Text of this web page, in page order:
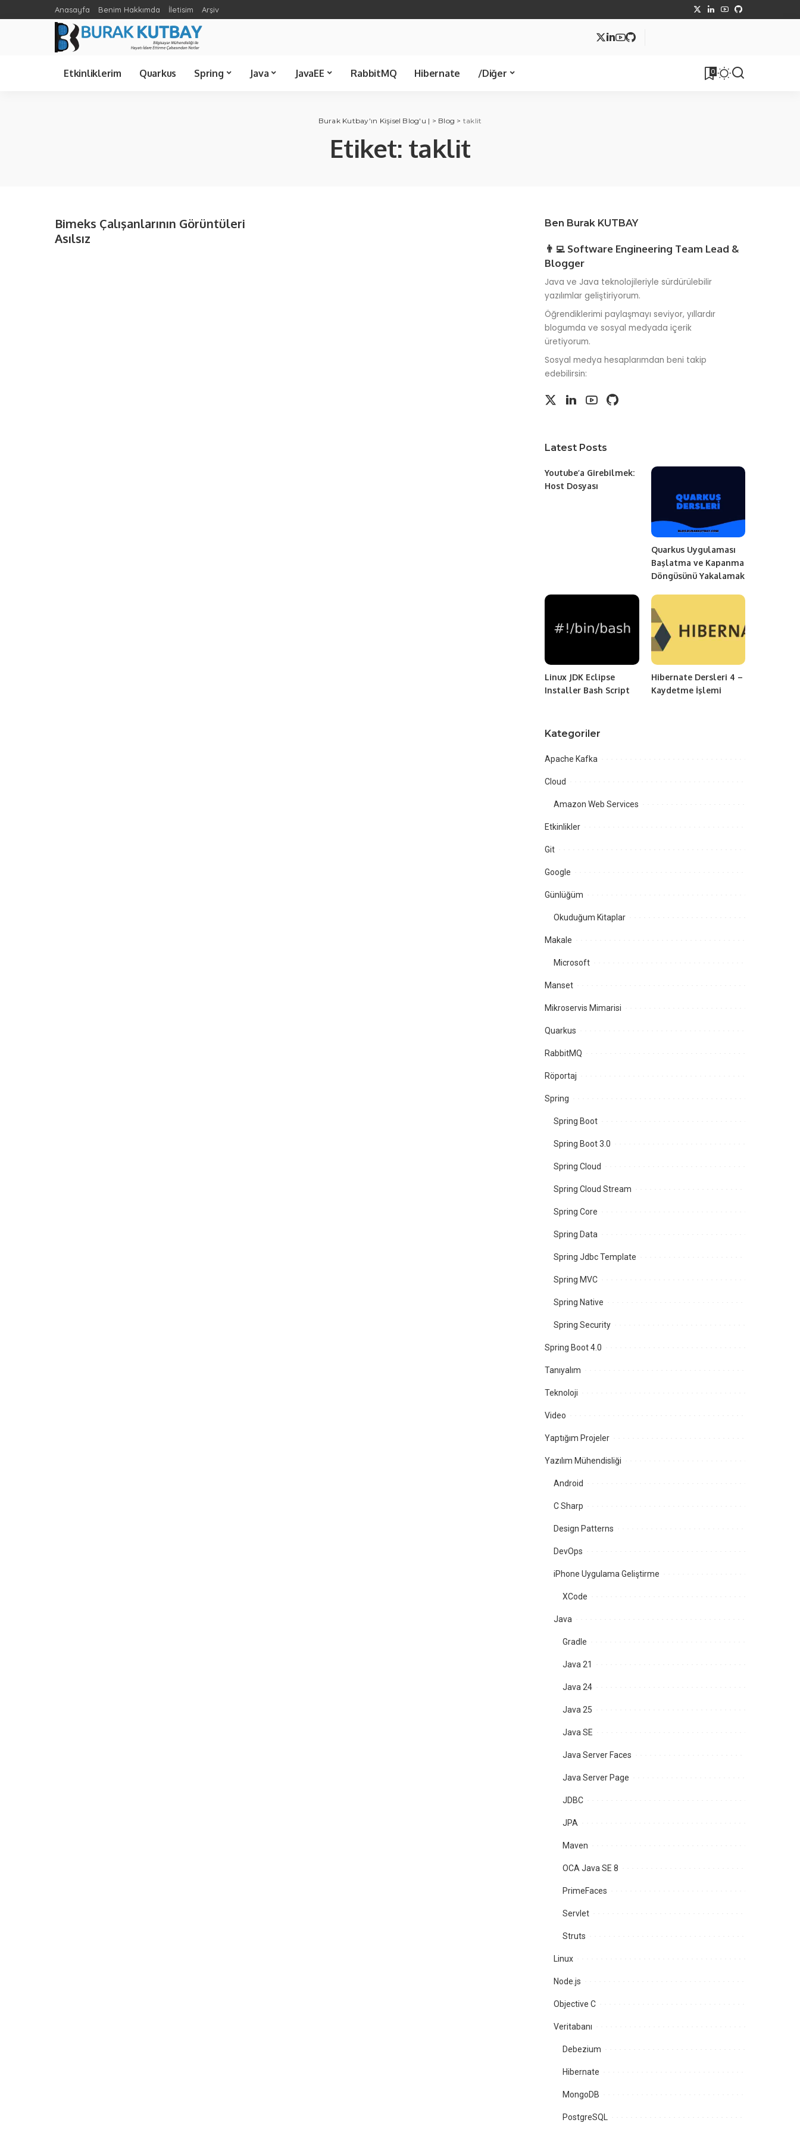
Anasayfa Benim Hakkımda İletisim Arşiv
Etkinliklerim Quarkus Spring Java JavaEE RabbitMQ Hibernate /Diğer 0
Spring Cloud
Burak Kutbay'ın Kişisel Blog'u | > Blog > taklit
Etiket: taklit
Bimeks Çalışanlarının Görüntüleri
Asılsız
Ben Burak KUTBAY
👨‍💻 Software Engineering Team Lead &
Blogger
Java ve Java teknolojileriyle sürdürülebilir
yazılımlar geliştiriyorum.
Öğrendiklerimi paylaşmayı seviyor, yıllardır
blogumda ve sosyal medyada içerik
üretiyorum.
Sosyal medya hesaplarımdan beni takip
edebilirsin:
Latest Posts
Youtube’a Girebilmek:
Host Dosyası
Quarkus Uygulaması
Başlatma ve Kapanma
Döngüsünü Yakalamak
Linux JDK Eclipse
Installer Bash Script
Hibernate Dersleri 4 –
Kaydetme İşlemi
Kategoriler
Apache Kafka
Cloud
Amazon Web Services
Etkinlikler
Git
Google
Günlüğüm
Okuduğum Kitaplar
Makale
Microsoft
Manset
Mikroservis Mimarisi
Quarkus
RabbitMQ
Röportaj
Spring
Spring Boot
Spring Boot 3.0
Spring Cloud
Spring Cloud Stream
Spring Core
Spring Data
Spring Jdbc Template
Spring MVC
Spring Native
Spring Security
Spring Boot 4.0
Tanıyalım
Teknoloji
Video
Yaptığım Projeler
Yazılım Mühendisliği
Android
C Sharp
Design Patterns
DevOps
iPhone Uygulama Geliştirme
XCode
Java
Gradle
Java 21
Java 24
Java 25
Java SE
Java Server Faces
Java Server Page
JDBC
JPA
Maven
OCA Java SE 8
PrimeFaces
Servlet
Struts
Linux
Node.js
Objective C
Veritabanı
Debezium
Hibernate
MongoDB
PostgreSQL